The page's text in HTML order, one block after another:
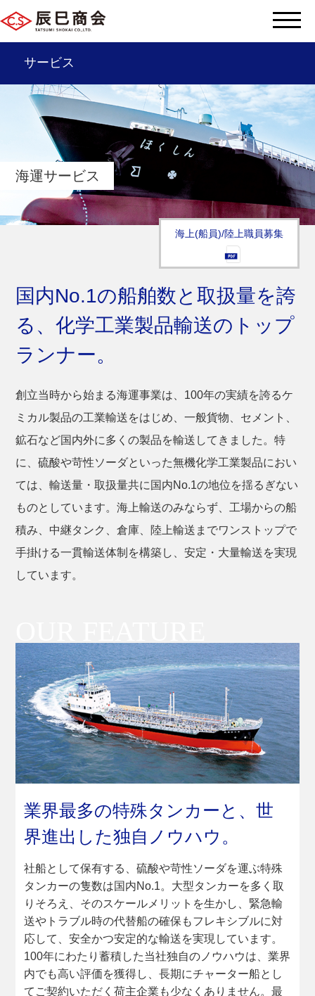
辰巳商会を知る
サービス一覧
会社情報
サステナビリティ
採用情報
サービス
海運サービス
国内No.1の船舶数と取扱量を誇
る、化学工業製品輸送のトップ
ランナー。
創立当時から始まる海運事業は、100年の実績を誇るケ
ミカル製品の工業輸送をはじめ、一般貨物、セメント、
鉱石など国内外に多くの製品を輸送してきました。特
に、硫酸や苛性ソーダといった無機化学工業製品におい
ては、輸送量・取扱量共に国内No.1の地位を揺るぎない
ものとしています。海上輸送のみならず、工場からの船
積み、中継タンク、倉庫、陸上輸送までワンストップで
手掛ける一貫輸送体制を構築し、安定・大量輸送を実現
しています。
海上(船員)/陸上職員募集
業界最多の特殊タンカーと、世
界進出した独自ノウハウ。
社船として保有する、硫酸や苛性ソーダを運ぶ特殊
タンカーの隻数は国内No.1。大型タンカーを多く取
りそろえ、そのスケールメリットを生かし、緊急輸
送やトラブル時の代替船の確保もフレキシブルに対
応して、安全かつ安定的な輸送を実現しています。
100年にわたり蓄積した当社独自のノウハウは、業界
内でも高い評価を獲得し、長期にチャーター船とし
てご契約いただく荷主企業も少なくありません。最